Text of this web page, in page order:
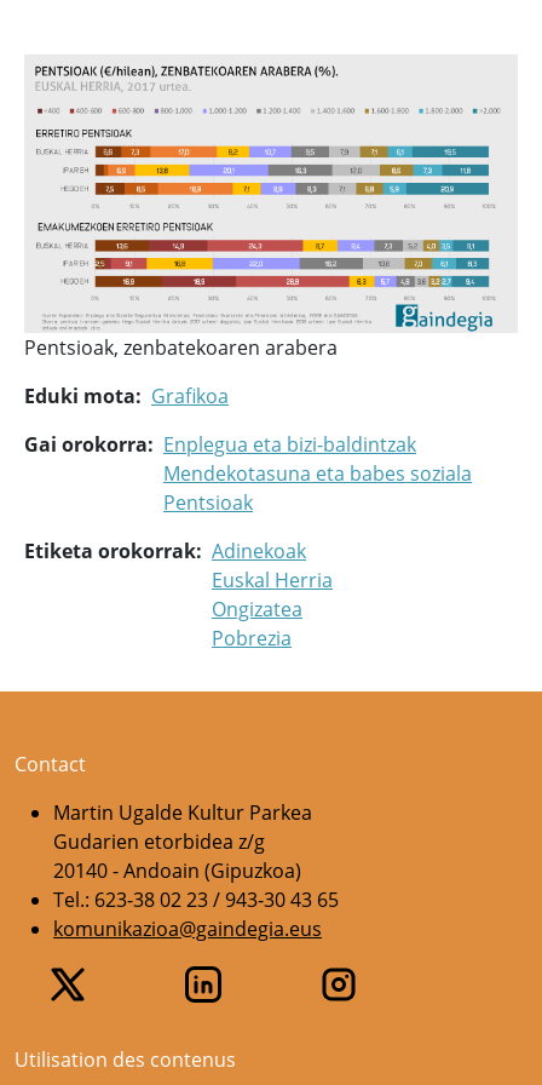
Pentsioak, zenbatekoaren arabera
Eduki mota
Grafikoa
Gai orokorra
Enplegua eta bizi-baldintzak
Mendekotasuna eta babes soziala
Pentsioak
Etiketa orokorrak Adinekoak
Euskal Herria
Ongizatea
Pobrezia
Contact
Martin Ugalde Kultur Parkea
Gudarien etorbidea z/g
20140 - Andoain (Gipuzkoa)
Tel.: 623-38 02 23 / 943-30 43 65
komunikazioa@gaindegia.eus
Utilisation des contenus